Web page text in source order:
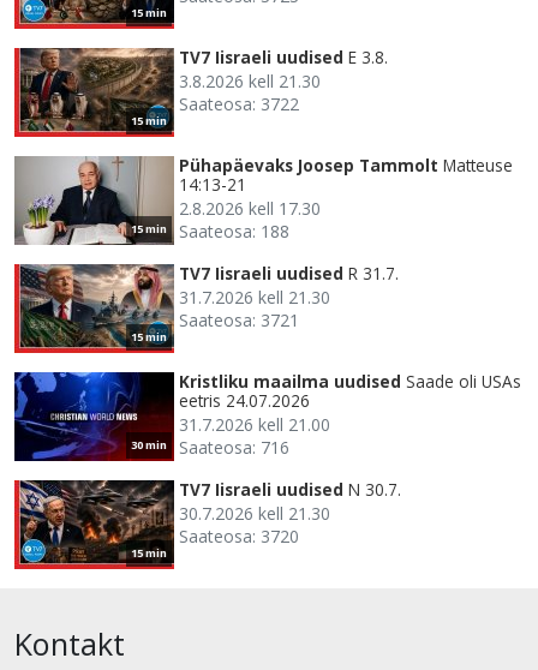
15 min
15 min
TV7 Iisraeli uudised E 3.8.
3.8.2026 kell 21.30
Saateosa: 3722
15 min
Pühapäevaks Joosep Tammolt Matteuse
14:13-21
2.8.2026 kell 17.30
Saateosa: 188
15 min
TV7 Iisraeli uudised R 31.7.
31.7.2026 kell 21.30
Saateosa: 3721
30 min
Kristliku maailma uudised Saade oli USAs
eetris 24.07.2026
31.7.2026 kell 21.00
Saateosa: 716
15 min
TV7 Iisraeli uudised N 30.7.
30.7.2026 kell 21.30
Saateosa: 3720
Kontakt